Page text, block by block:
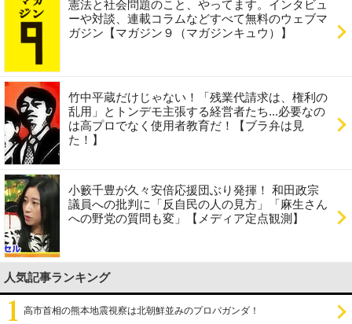
憲法と社会問題のこと、やってます。インタビュ
ーや対談、連載コラムなどすべて無料のウェブマ
ガジン【マガジン９（マガジンキュウ）】
竹中平蔵だけじゃない！「残業代請求は、権利の
乱用」とトンデモ主張する経営者たち...必要なの
は高プロでなく使用者教育だ！【ブラ弁は見
た！】
小籔千豊が久々安倍応援団ぶり発揮！ 和田政宗
議員への批判に「反自民の人の見方」「麻生さん
への野党の質問も変」【メディア定点観測】
人気記事ランキング
高市首相の熊本地震視察は北朝鮮並みのプロパガンダ！